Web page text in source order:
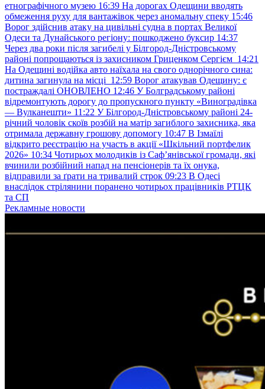
етнографічного музею 16:39 На дорогах Одещини вводять
обмеження руху для вантажівок через аномальну спеку 15:46
Ворог здійснив атаку на цивільні судна в портах Великої
Одеси та Дунайського регіону: пошкоджено буксир 14:37
Через два роки після загибелі у Білгород-Дністровському
районі попрощаються із захисником Гриценком Сергієм 14:21
На Одещині водійка авто наїхала на свого однорічного сина:
дитина загинула на місці 12:59 Ворог атакував Одещину: є
постраждалі ОНОВЛЕНО 12:46 У Болградському районі
відремонтують дорогу до пропускного пункту «Виноградівка
— Вулканешти» 11:22 У Білгород-Дністровському районі 24-
річний чоловік скоїв розбій на матір загиблого захисника, яка
отримала державну грошову допомогу 10:47 В Ізмаїлі
відкрито реєстрацію на участь в акції «Шкільний портфелик
2026» 10:34 Чотирьох молодиків із Саф’янівської громади, які
вчинили розбійний напад на пенсіонерів та їх онука,
відправили за ґрати на тривалий строк 09:23 В Одесі
внаслідок стрілянини поранено чотирьох працівників РТЦК
та СП
Рекламные новости